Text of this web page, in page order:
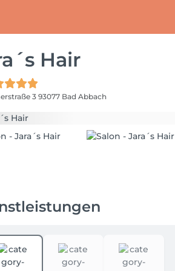
Hair
3 93077 Bad Abbach